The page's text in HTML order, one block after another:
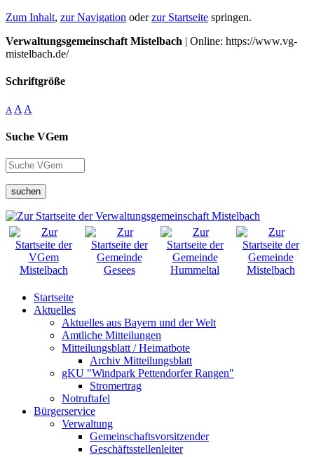
Zum Inhalt, zur Navigation oderzur Startseite springen.
Verwaltungsgemeinschaft Mistelbach | Online: https://www.vg-
mistelbach.de/
Schriftgröße
A A A
Suche VGem
suchen
Startseite
Aktuelles
Aktuelles aus Bayern und der Welt
Amtliche Mitteilungen
Mitteilungsblatt / Heimatbote
Archiv Mitteilungsblatt
gKU "Windpark Pettendorfer Rangen"
Stromertrag
Notruftafel
Bürgerservice
Verwaltung
Gemeinschaftsvorsitzender
Geschäftsstellenleiter